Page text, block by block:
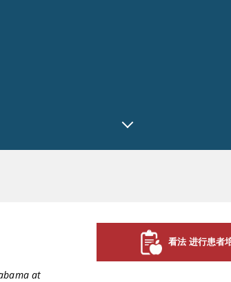
at
看法 进行患者